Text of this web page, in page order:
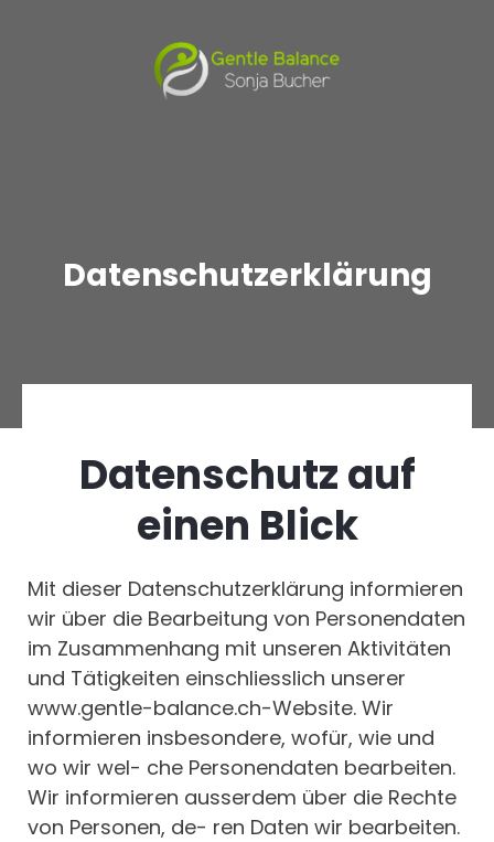
Datenschutzerklärung
Datenschutz auf
einen Blick
Mit dieser Datenschutzerklärung informieren
wir über die Bearbeitung von Personendaten
im Zusammenhang mit unseren Aktivitäten
und Tätigkeiten einschliesslich unserer
www.gentle-balance.ch-Website. Wir
informieren insbesondere, wofür, wie und
wo wir wel- che Personendaten bearbeiten.
Wir informieren ausserdem über die Rechte
von Personen, de- ren Daten wir bearbeiten.